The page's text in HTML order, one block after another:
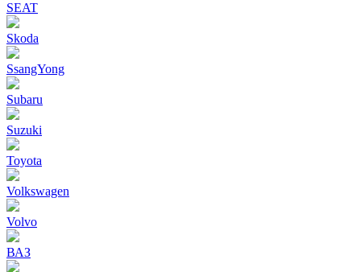
SEAT
Skoda
SsangYong
Subaru
Suzuki
Toyota
Volkswagen
Volvo
ВАЗ